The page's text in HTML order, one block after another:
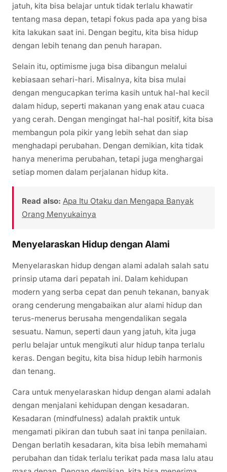
jatuh, kita bisa belajar untuk tidak terlalu khawatir
tentang masa depan, tetapi fokus pada apa yang bisa
kita lakukan saat ini. Dengan begitu, kita bisa hidup
dengan lebih tenang dan penuh harapan.
Selain itu, optimisme juga bisa dibangun melalui
kebiasaan sehari-hari. Misalnya, kita bisa mulai
dengan mengucapkan terima kasih untuk hal-hal kecil
dalam hidup, seperti makanan yang enak atau cuaca
yang cerah. Dengan mengingat hal-hal positif, kita bisa
membangun pola pikir yang lebih sehat dan siap
menghadapi perubahan. Dengan demikian, kita tidak
hanya menerima perubahan, tetapi juga menghargai
setiap momen dalam perjalanan hidup kita.
Read also: Apa Itu Otaku dan Mengapa Banyak
Orang Menyukainya
Menyelaraskan Hidup dengan Alami
Menyelaraskan hidup dengan alami adalah salah satu
prinsip utama dari pepatah ini. Dalam kehidupan
modern yang serba cepat dan penuh tekanan, banyak
orang cenderung mengabaikan alur alami hidup dan
terus-menerus berusaha mengendalikan segala
sesuatu. Namun, seperti daun yang jatuh, kita juga
perlu belajar untuk mengikuti alur hidup tanpa terlalu
keras. Dengan begitu, kita bisa hidup lebih harmonis
dan tenang.
Cara untuk menyelaraskan hidup dengan alami adalah
dengan menjalani kehidupan dengan kesadaran.
Kesadaran (mindfulness) adalah praktik untuk
mengamati pikiran dan tubuh saat ini tanpa penilaian.
Dengan berlatih kesadaran, kita bisa lebih memahami
perubahan dan tidak terlalu terikat pada masa lalu atau